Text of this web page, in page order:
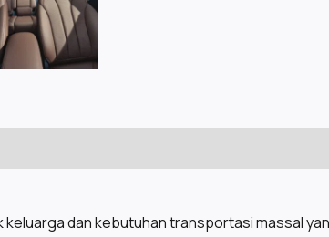
keluarga dan kebutuhan transportasi massal